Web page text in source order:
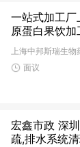
一站式加工
原蛋白果饮加
上海中邦斯瑞生物
面议
宏鑫市政 深
疏,排水系统